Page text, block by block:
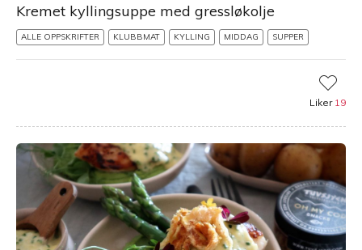
Kremet kyllingsuppe med gressløkolje
ALLE OPPSKRIFTER KLUBBMAT KYLLING MIDDAG SUPPER
Liker 19